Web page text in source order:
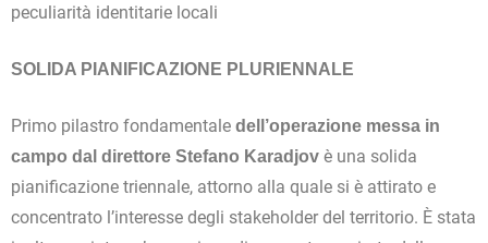
peculiarità identitarie locali
SOLIDA PIANIFICAZIONE PLURIENNALE
Primo pilastro fondamentale dell’operazione messa in
campo dal direttore Stefano Karadjov è una solida
pianificazione triennale, attorno alla quale si è attirato e
concentrato l’interesse degli stakeholder del territorio. È stata